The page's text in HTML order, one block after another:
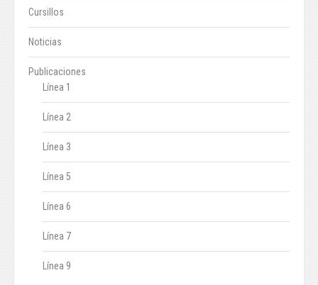
Cursillos
Noticias
Publicaciones
Línea 1
Línea 2
Línea 3
Línea 5
Línea 6
Línea 7
Línea 9